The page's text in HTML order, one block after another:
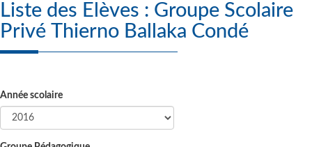
Liste des Elèves : Groupe Scolaire
Privé Thierno Ballaka Condé
Année scolaire